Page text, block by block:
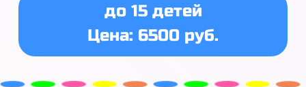
до 15 детей
Цена: 6500 руб.